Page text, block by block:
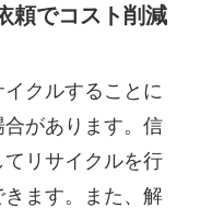
頼でコスト削減
クルすることに
があります。信
リサイクルを行
ます。また、解